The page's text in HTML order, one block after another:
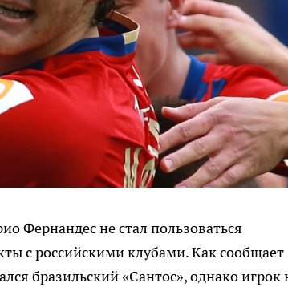
Фернандес не стал пользоваться
с российскими клубами. Как сообщает
бразильский «Сантос», однако игрок